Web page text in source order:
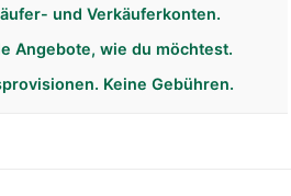
und Verkäuferkonten.
Angebote, wie du möchtest.
Keine Gebühren.